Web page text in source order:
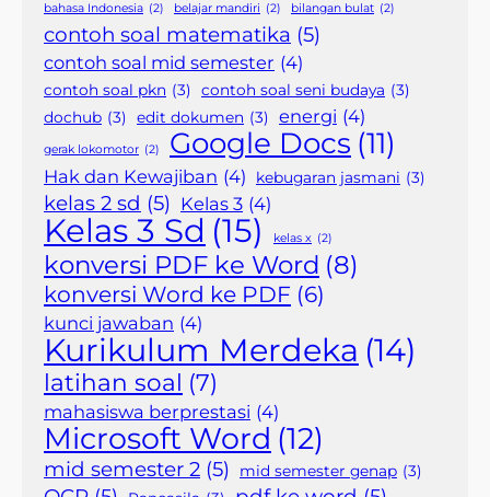
bahasa Indonesia (2) belajar mandiri (2) bilangan bulat (2)
contoh soal matematika (5)
contoh soal mid semester (4)
contoh soal pkn (3) contoh soal seni budaya (3)
dochub (3) edit dokumen (3) energi (4)
gerak lokomotor (2) Google Docs (11)
Hak dan Kewajiban (4) kebugaran jasmani (3)
kelas 2 sd (5) Kelas 3 (4)
Kelas 3 Sd (15) kelas x (2)
konversi PDF ke Word (8)
konversi Word ke PDF (6)
kunci jawaban (4)
Kurikulum Merdeka (14)
latihan soal (7)
mahasiswa berprestasi (4)
Microsoft Word (12)
mid semester 2 (5) mid semester genap (3)